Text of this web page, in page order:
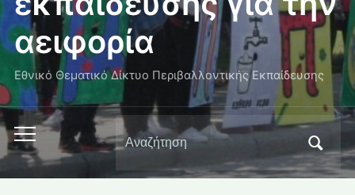
αειφορία
Εθνικό Θεματικό Δίκτυο Περιβαλλοντικής Εκπαίδευσης
Εναλλαγή
του
μενού
Αναζήτηση
για: